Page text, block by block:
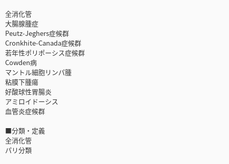
全消化管
大腸腺腫症
Peutz-Jeghers症候群
Cronkhite-Canada症候群
若年性ポリポーシス症候群
Cowden病
マントル細胞リンパ腫
粘膜下腫瘍
好酸球性胃腸炎
アミロイドーシス
血管炎症候群
■分類・定義
全消化管
パリ分類